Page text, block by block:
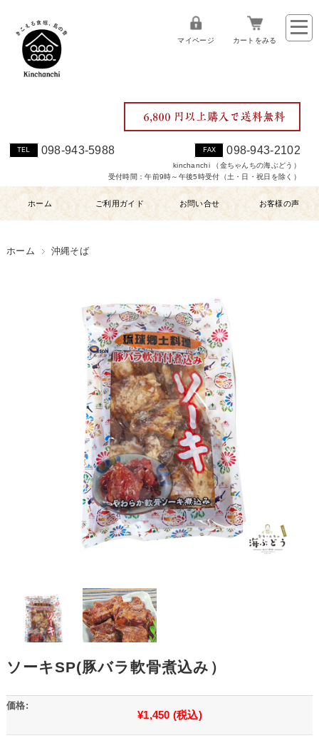
TEL 098-943-5988 FAX 098-943-2102
kinchanchi （金ちゃんちの海ぶどう）
受付時間：午前9時～午後5時受付（土・日・祝日を除く）
マイページ カートをみる
ホーム ご利用ガイド お問い合せ お客様の声
ホーム 沖縄そば
ソーキSP(豚バラ軟骨煮込み）
価格:
¥1,450 (税込)